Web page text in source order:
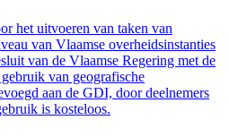
het uitvoeren van taken van
van Vlaamse overheidsinstanties
van de Vlaamse Regering met de
van geografische
aan de GDI, door deelnemers
is kosteloos.